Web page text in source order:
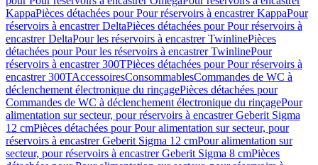
KappaPièces détachées pour Pour réservoirs à encastrer KappaPour
réservoirs à encastrer DeltaPièces détachées pour Pour réservoirs à
encastrer DeltaPour les réservoirs à encastrer TwinlinePièces
détachées pour Pour les réservoirs à encastrer TwinlinePour
réservoirs à encastrer 300TPièces détachées pour Pour réservoirs à
encastrer 300TAccessoiresConsommablesCommandes de WC à
déclenchement électronique du rinçagePièces détachées pour
Commandes de WC à déclenchement électronique du rinçagePour
alimentation sur secteur, pour réservoirs à encastrer Geberit Sigma
12 cmPièces détachées pour Pour alimentation sur secteur, pour
réservoirs à encastrer Geberit Sigma 12 cmPour alimentation sur
secteur, pour réservoirs à encastrer Geberit Sigma 8 cmPièces